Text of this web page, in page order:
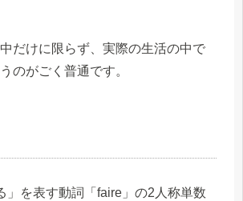
だけに限らず、実際の生活の中で
のがごく普通です。
」を表す動詞「faire」の2人称単数